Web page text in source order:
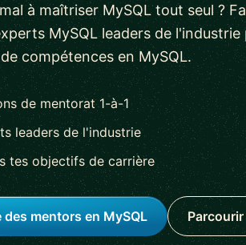
à maîtriser MySQL tout seul ?
MySQL leaders de
compétences en MySQL.
de mentorat 1-à-1
leaders de l'industrie
tes objectifs de carrière
des mentors en MySQL